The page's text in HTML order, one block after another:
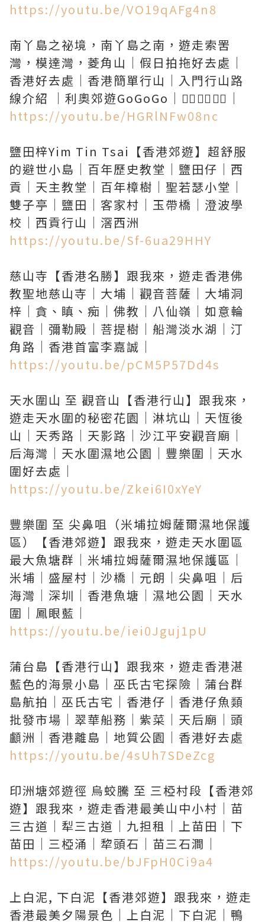
https://youtu.be/VO19qAFg4n8
南丫島之祕境，南丫島之南，遊走索罟
灣，模達灣，菱角山｜假日拍拖好去處｜
香港好去處｜香港簡單行山｜入門行山路
https://youtu.be/HGRlNFw08nc
鹽田梓Yim Tin Tsai【香港郊遊】超舒服
的避世小島｜百年歷史教堂｜鹽田仔｜西
貢｜天主教堂｜百年樟樹｜聖若瑟小堂｜
雙子亭｜鹽田｜客家村｜玉帶橋｜澄波學
https://youtu.be/Sf-6ua29HHY
慈山寺【香港名勝】跟我來，遊走香港佛
教聖地慈山寺｜大埔｜觀音菩薩｜大埔洞
梓｜貪、瞋、痴｜佛教｜八仙嶺｜如意輪
觀音｜彌勒殿｜菩提樹｜船灣淡水湖｜汀
https://youtu.be/pCM5P57Dd4s
天水圍山 至 觀音山【香港行山】跟我來，
遊走天水圍的秘密花園｜淋坑山｜天恆後
山｜天秀路｜天影路｜沙江平安觀音廟｜
后海灣｜天水圍濕地公園｜豐樂圍｜天水
https://youtu.be/Zkei6I0xYeY
豐樂圍 至 尖鼻咀（米埔拉姆薩爾濕地保護
區）【香港郊遊】跟我來，遊走天水圍區
最大魚塘群｜米埔拉姆薩爾濕地保護區｜
米埔｜盛屋村｜沙橋｜元朗｜尖鼻咀｜后
海灣｜深圳｜香港魚塘｜濕地公園｜天水
https://youtu.be/iei0Jguj1pU
蒲台島【香港行山】跟我來，遊走香港湛
藍色的海景小島｜巫氏古宅探險｜蒲台群
島航拍｜巫氏古宅｜香港仔｜香港仔魚類
批發市場｜翠華船務｜紫菜｜天后廟｜頭
https://youtu.be/4sUh7SDeZcg
印洲塘郊遊徑 烏蛟騰 至 三椏村段【香港郊
遊】跟我來，遊走香港最美山中小村｜苗
三古道｜犁三古道｜九担租｜上苗田｜下
https://youtu.be/bJFpH0Ci9a4
上白泥, 下白泥【香港郊遊】跟我來，遊走
香港最美夕陽景色｜上白泥｜下白泥｜鴨